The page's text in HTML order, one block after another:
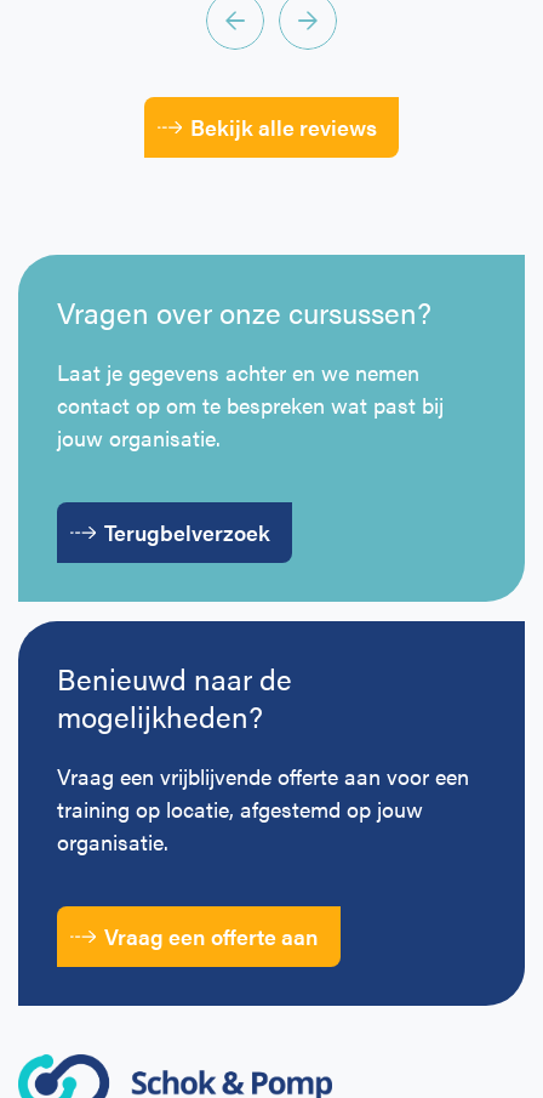
Bekijk alle reviews
Vragen over onze cursussen?
Laat je gegevens achter en we nemen
contact op om te bespreken wat past bij
jouw organisatie.
Terugbelverzoek
Benieuwd naar de
mogelijkheden?
Vraag een vrijblijvende offerte aan voor een
training op locatie, afgestemd op jouw
organisatie.
Vraag een offerte aan